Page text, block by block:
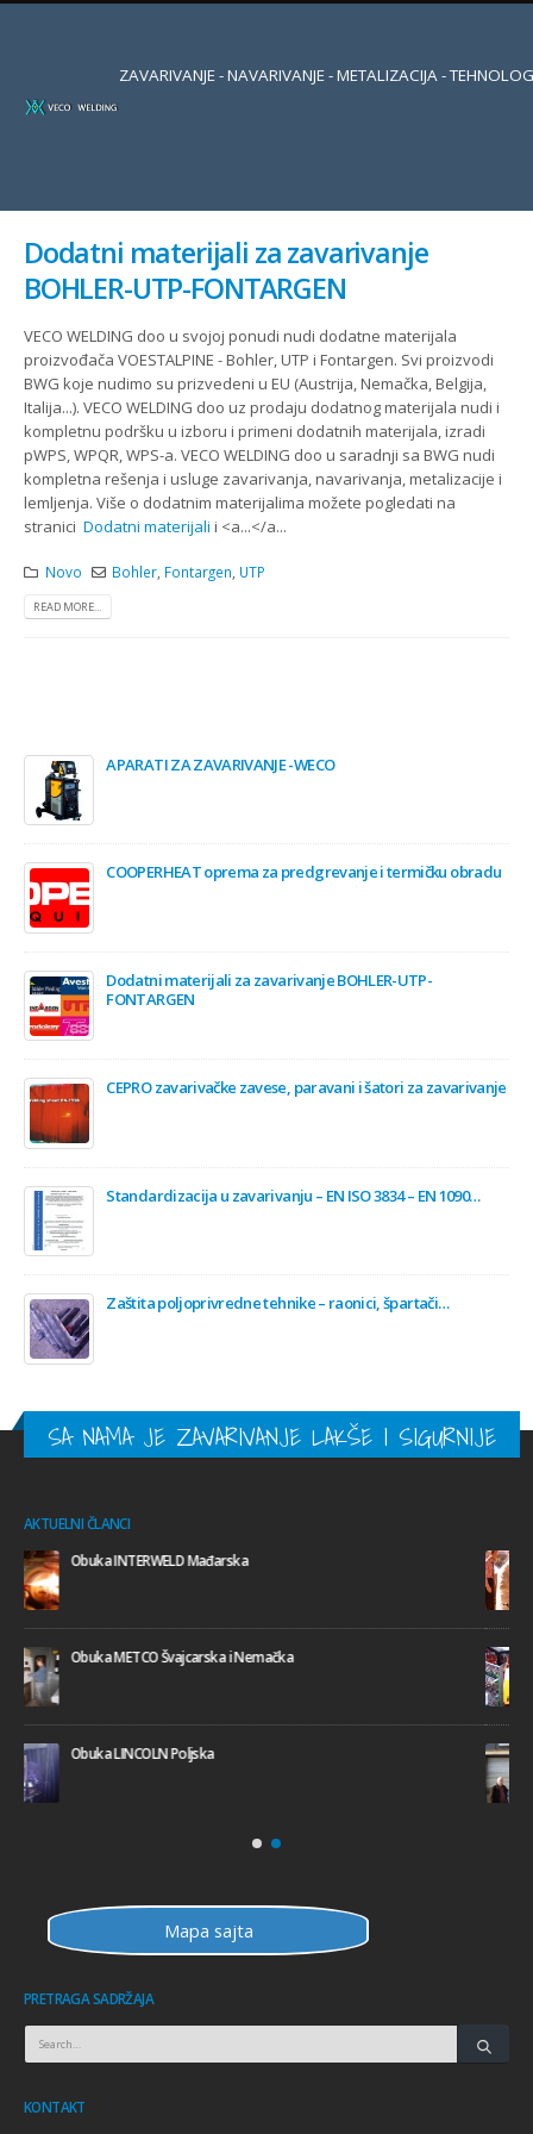
ZAVARIVANJE - NAVARIVANJE - METALIZACIJA -
Dodatni materijali za zavarivanje
BOHLER-UTP-FONTARGEN
VECO WELDING doo u svojoj ponudi nudi dodatne materijala
proizvođača VOESTALPINE - Bohler, UTP i Fontargen. Svi proizvodi
BWG koje nudimo su prizvedeni u EU (Austrija, Nemačka, Belgija,
Italija...). VECO WELDING doo uz prodaju dodatnog materijala nudi i
kompletnu podršku u izboru i primeni dodatnih materijala, izradi
pWPS, WPQR, WPS-a. VECO WELDING doo u saradnji sa BWG nudi
kompletna rešenja i usluge zavarivanja, navarivanja, metalizacije i
lemljenja. Više o dodatnim materijalima možete pogledati na
stranici Dodatni materijali i <a...</a...
Novo Bohler, Fontargen, UTP
READ MORE...
APARATI ZA ZAVARIVANJE -WECO
COOPERHEAT oprema za predgrevanje i termičku obradu
Dodatni materijali za zavarivanje BOHLER-UTP-
FONTARGEN
CEPRO zavarivačke zavese, paravani i šatori za zavarivanje
Standardizacija u zavarivanju – EN ISO 3834 – EN 1090…
Zaštita poljoprivredne tehnike – raonici, špartači…
SA NAMA JE ZAVARIVANJE LAKŠE I SIGURNIJE
AKTUELNI ČLANCI
Obuka CASTOLIN Švajcarska
Obuka COOPERHEAT Engleska
Poseta INTERWELD Mađarska 02.2010
Mapa sajta
PRETRAGA SADRŽAJA
KONTAKT